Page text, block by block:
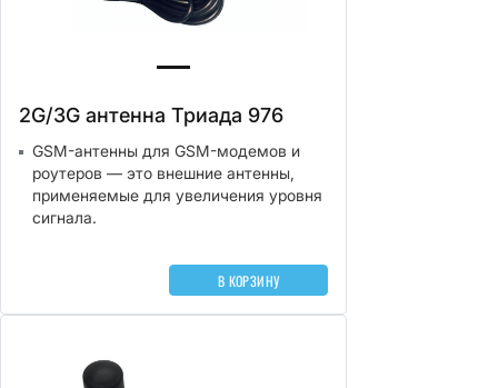
2G/3G антенна Триада 976
GSM-антенны для GSM-модемов и
роутеров — это внешние антенны,
применяемые для увеличения уровня
сигнала.
В КОРЗИНУ